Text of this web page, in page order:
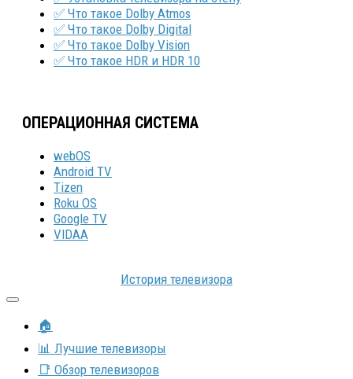
✅ Что такое Dolby Atmos
✅ Что такое Dolby Digital
✅ Что такое Dolby Vision
✅ Что такое HDR и HDR 10
ОПЕРАЦИОННАЯ СИСТЕМА
webOS
Android TV
Tizen
Roku OS
Google TV
VIDAA
История телевизора
🏠
📊 Лучшие телевизоры
📑 Обзор телевизоров